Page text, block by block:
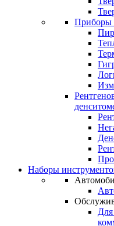
Приборы
Наборы